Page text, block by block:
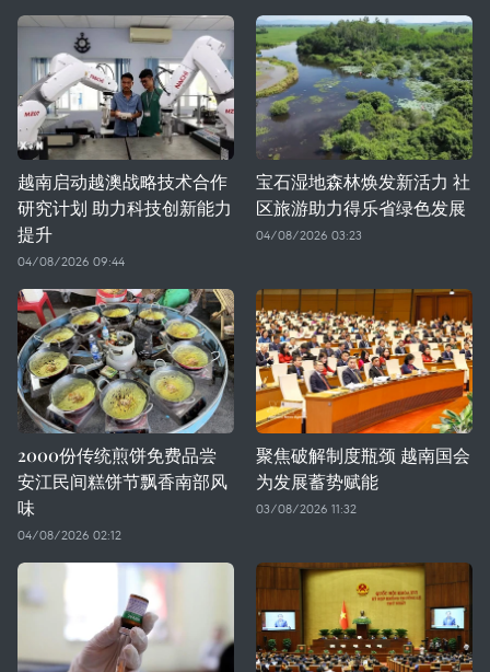
越南启动越澳战略技术合作
研究计划 助力科技创新能力
提升
04/08/2026 09:44
宝石湿地森林焕发新活力 社
区旅游助力得乐省绿色发展
04/08/2026 03:23
2000份传统煎饼免费品尝
安江民间糕饼节飘香南部风
味
04/08/2026 02:12
聚焦破解制度瓶颈 越南国会
为发展蓄势赋能
03/08/2026 11:32